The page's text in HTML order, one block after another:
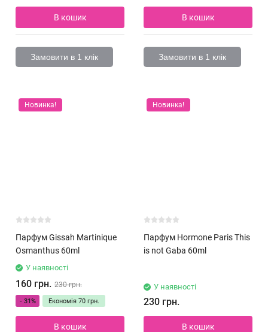
В кошик
Замовити в 1 клік
В кошик
Замовити в 1 клік
Новинка!
Парфум Gissah Martinique
Osmanthus 60ml
У наявності
160 грн. 230 грн.
- 31% Економія 70 грн.
В кошик
Новинка!
Парфум Hormone Paris This
is not Gaba 60ml
У наявності
230 грн.
В кошик